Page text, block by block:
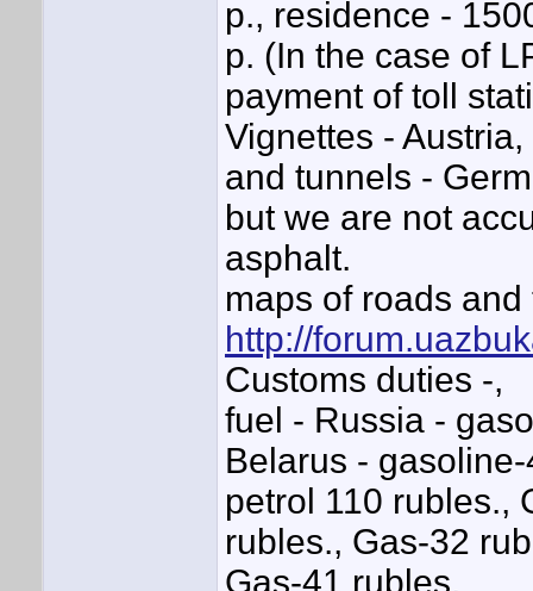
p., residence -
p. (In the case of
payment of toll
Vignettes -
and tunnels -
but we are not
asphalt.
maps of roads
http://
Customs duties -,
fuel - Russia -
Belarus -
petrol 110 rubles.,
rubles., Gas-32
Gas-41 rubles.